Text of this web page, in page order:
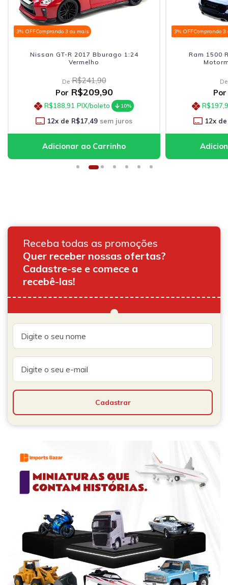
3% OFFComprando 3 ou mais
Nissan GT-R 2017 Bburago 1:24
Vermelho
De R$241,90
Por R$209,90
R$188,91 PIX/boleto 10%
12x de R$17,49 sem juros
3% OFFComprando 3
Ram 1500
De
Por
12x de
Receba todas as promoções
Quer receber nossas ofertas?
Cadastre-se e comece a
recebê-las!